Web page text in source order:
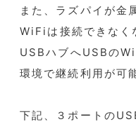
また、ラズパイが金
WiFiは接続できなく
USBハブへUSBの
環境で継続利用が可
下記、３ポートの